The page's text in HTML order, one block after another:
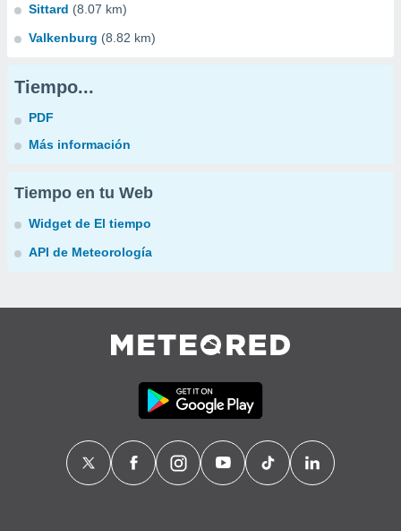
Sittard (8.07 km)
Valkenburg (8.82 km)
Tiempo...
PDF
Más información
Tiempo en tu Web
Widget de El tiempo
API de Meteorología